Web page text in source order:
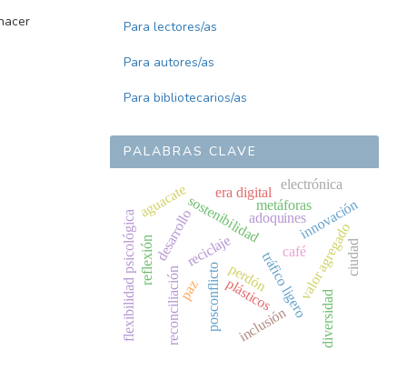
Para lectores/as
Para autores/as
Para bibliotecarios/as
PALABRAS CLAVE
adoquines
reciclaje
plásticostráfico ligero
paz posconflicto
café
sostenibilidad
desarrollo
perdón
reconciliación
reflexión valor agregado
metáforas
flexibilidad psicológica innovación
aguacate
inclusión diversidad
ciudad
era digital
electrónica